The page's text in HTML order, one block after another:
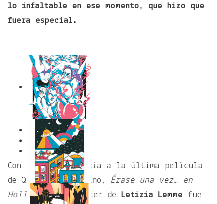
lo infaltable en ese momento, que hizo que
fuera especial.
Con clara referencia a la última película
de Quentin Tarantino, Érase una vez… en
Hollywood, el póster de Letizia Lemme fue